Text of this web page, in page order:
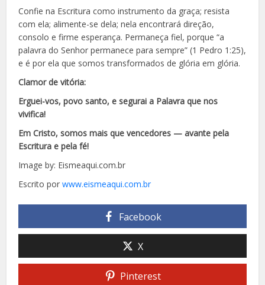
Confie na Escritura como instrumento da graça; resista
com ela; alimente-se dela; nela encontrará direção,
consolo e firme esperança. Permaneça fiel, porque “a
palavra do Senhor permanece para sempre” (1 Pedro 1:25),
e é por ela que somos transformados de glória em glória.
Clamor de vitória:
Erguei-vos, povo santo, e segurai a Palavra que nos
vivifica!
Em Cristo, somos mais que vencedores — avante pela
Escritura e pela fé!
Image by: Eismeaqui.com.br
Escrito porwww.eismeaqui.com.br
Facebook
X
Pinterest